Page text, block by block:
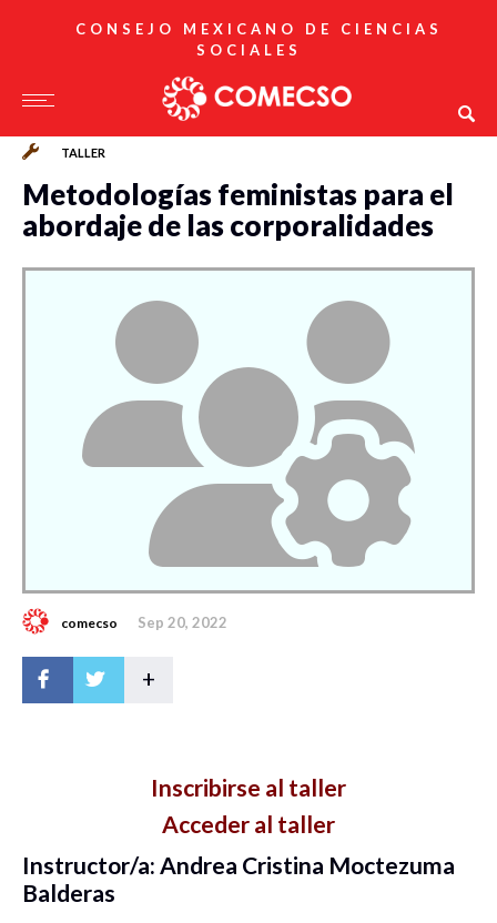
CONSEJO MEXICANO DE CIENCIAS
SOCIALES
TALLER
Metodologías feministas para el
abordaje de las corporalidades
comecso Sep 20, 2022
+
Inscribirse al taller
Acceder al taller
Instructor/a: Andrea Cristina Moctezuma
Balderas